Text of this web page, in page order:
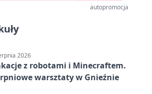
autopromocja
2026
z robotami i Minecraftem.
warsztaty w Gnieźnie